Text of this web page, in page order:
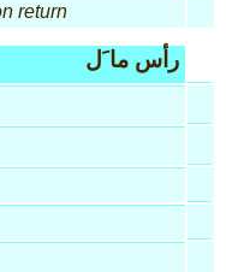
return
رأس ما َل